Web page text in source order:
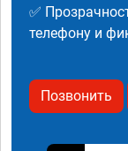
✅
телефону и
Позвонить